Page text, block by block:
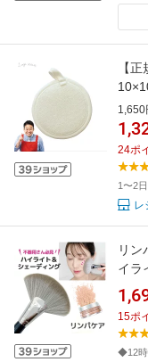
【
プタ
プレ
あさ
オー
1,650
24ポ
1〜2
レ
リン
イラ
シェ
ラ
ブラ
15ポ
◆12時